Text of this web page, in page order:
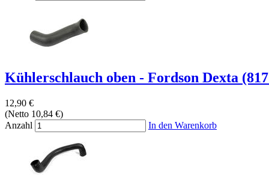
Kühlerschlauch oben - Fordson Dexta
12,90 €
(Netto 10,84 €)
Anzahl
In den Warenkorb